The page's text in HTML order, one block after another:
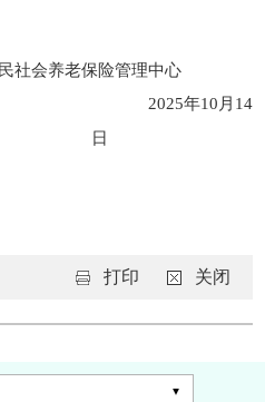
民社会养老保险管理中心
年10月14
日
打印 关闭